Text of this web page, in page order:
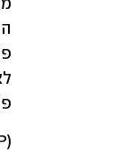
(AP)